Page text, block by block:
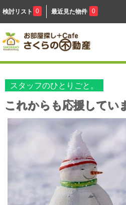
検討リスト 0 最近見た物件 0
スタッフのひとりごと。
これからも応援してい